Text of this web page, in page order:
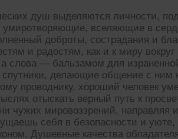
душ выделяются личности,
вселяющие в
доброты, сострадания и
и радостям, как и к миру
слова — бальзамом для
спутники, делающие общение с
проводнику, хороший человек
отыскать верный путь к
чужих мировоззрений,
себя в безопасности и уюте,
Душевные качества